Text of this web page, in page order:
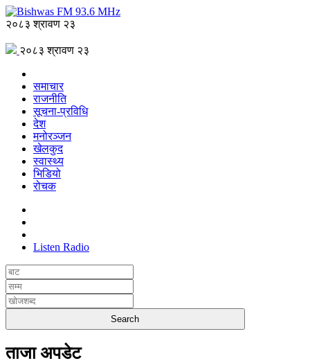
२०८३ श्रावण २३
२०८३ श्रावण २३
समाचार
राजनीति
सूचना-प्रविधि
देश
मनोरञ्जन
खेलकुद
स्वास्थ्य
भिडियो
रोचक
Listen Radio
ताजा अपडेट